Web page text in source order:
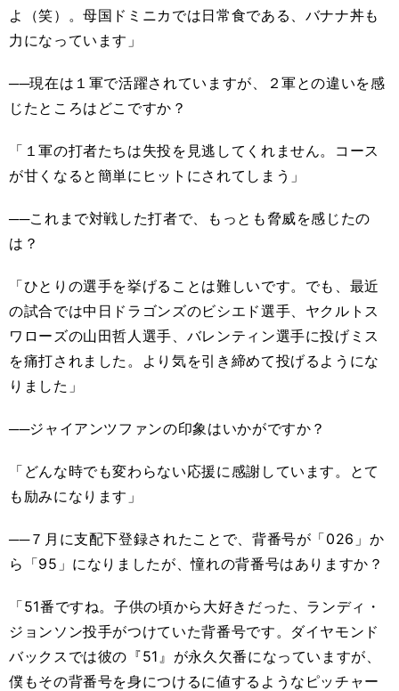
よ（笑）。母国ドミニカでは日常食である、バナナ丼も
力になっています」
──現在は１軍で活躍されていますが、２軍との違いを感
じたところはどこですか？
「１軍の打者たちは失投を見逃してくれません。コース
が甘くなると簡単にヒットにされてしまう」
──これまで対戦した打者で、もっとも脅威を感じたの
は？
「ひとりの選手を挙げることは難しいです。でも、最近
の試合では中日ドラゴンズのビシエド選手、ヤクルトス
ワローズの山田哲人選手、バレンティン選手に投げミス
を痛打されました。より気を引き締めて投げるようにな
りました」
──ジャイアンツファンの印象はいかがですか？
「どんな時でも変わらない応援に感謝しています。とて
も励みになります」
──７月に支配下登録されたことで、背番号が「026」か
ら「95」になりましたが、憧れの背番号はありますか？
「51番ですね。子供の頃から大好きだった、ランディ・
ジョンソン投手がつけていた背番号です。ダイヤモンド
バックスでは彼の『51』が永久欠番になっていますが、
僕もその背番号を身につけるに値するようなピッチャー